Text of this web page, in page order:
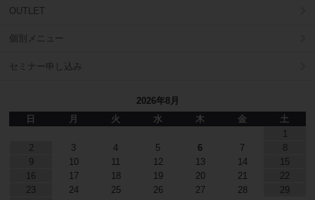
OUTLET
個別メニュー
セミナー申し込み
2026年8月
日
月 火 水 木 金
土
1
2
3 4 5 6 7
8
9
10 11 12 13 14
15
16
17 18 19 20 21
22
23
24 25 26 27 28
29